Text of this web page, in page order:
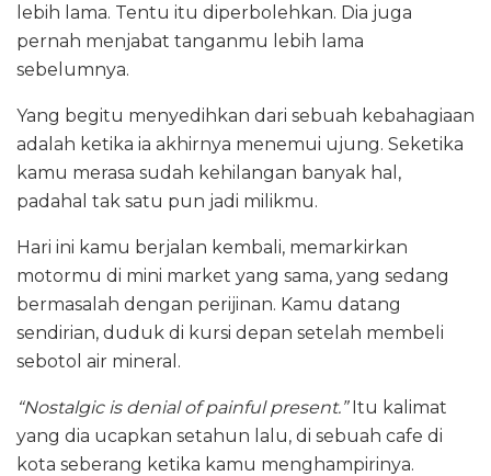
lebih lama. Tentu itu diperbolehkan. Dia juga
pernah menjabat tanganmu lebih lama
sebelumnya.
Yang begitu menyedihkan dari sebuah kebahagiaan
adalah ketika ia akhirnya menemui ujung. Seketika
kamu merasa sudah kehilangan banyak hal,
padahal tak satu pun jadi milikmu.
Hari ini kamu berjalan kembali, memarkirkan
motormu di mini market yang sama, yang sedang
bermasalah dengan perijinan. Kamu datang
sendirian, duduk di kursi depan setelah membeli
sebotol air mineral.
“Nostalgic is denial of painful present.”Itu kalimat
yang dia ucapkan setahun lalu, di sebuah cafe di
kota seberang ketika kamu menghampirinya.